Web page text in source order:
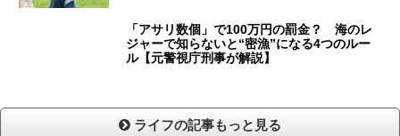
「アサリ数個」で100万円の罰金？ 海のレ
ジャーで知らないと“密漁”になる4つのルー
ル【元警視庁刑事が解説】
ライフの記事もっと見る